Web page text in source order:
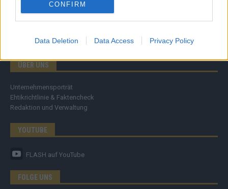
CONFIRM
Data Deletion Data Access Privacy Policy
ÜBER UNS
Unternehmensporträt
Ehtikrichtlinie & Faktencheck
Redaktion und Verwaltung
YOUTUBE
FLASH auf YouTube
FOLGE UNS